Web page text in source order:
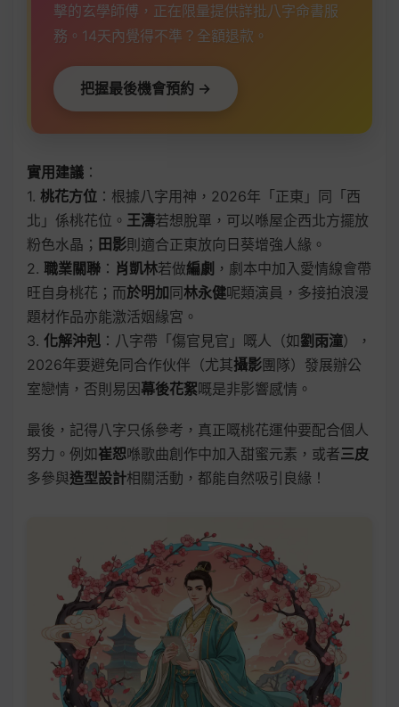
擊的玄學師傅，正在限量提供詳批八字命書服
務。14天內覺得不準？全額退款。
把握最後機會預約 →
實用建議 ：
1. 桃花方位 ：根據八字用神，2026年「正東」同「西
北」係桃花位。 王濤若想脫單，可以喺屋企西北方擺放
粉色水晶； 田影則適合正東放向日葵增強人緣。
2. 職業關聯 ： 肖凱林若做編劇 ，劇本中加入愛情線會帶
旺自身桃花；而於明加同林永健呢類演員，多接拍浪漫
題材作品亦能激活姻緣宮。
3. 化解沖剋 ：八字帶「傷官見官」嘅人（如劉雨潼），
2026年要避免同合作伙伴（尤其攝影團隊）發展辦公
室戀情，否則易因幕後花絮嘅是非影響感情。
最後，記得八字只係參考，真正嘅桃花運仲要配合個人
努力。例如崔恕喺歌曲創作中加入甜蜜元素，或者三皮
多參與造型設計相關活動，都能自然吸引良緣！